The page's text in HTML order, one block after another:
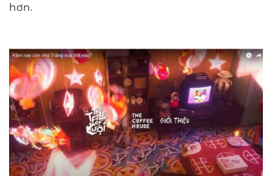
hơn.